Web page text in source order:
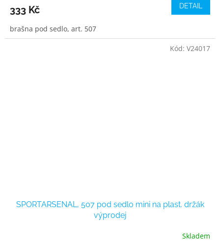
333 Kč DETAIL
brašna pod sedlo, art. 507
SPORTARSENAL, 507 pod sedlo mini na plast. držák
výprodej
Skladem
Kód: V24017